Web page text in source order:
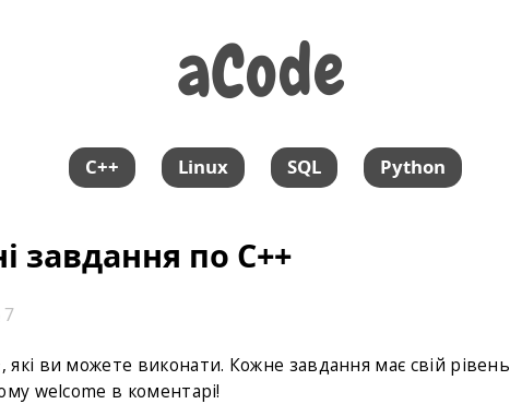
aCode
aCode
C++ Linux SQL Python
завдання по С++
7
ви можете виконати. Кожне завдання має свій рівень
welcome в коментарі!